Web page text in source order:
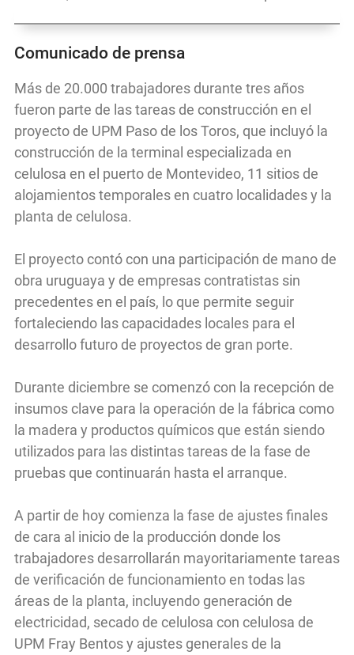
Comunicado de prensa
Más de 20.000 trabajadores durante tres años
fueron parte de las tareas de construcción en el
proyecto de UPM Paso de los Toros, que incluyó la
construcción de la terminal especializada en
celulosa en el puerto de Montevideo, 11 sitios de
alojamientos temporales en cuatro localidades y la
planta de celulosa.
El proyecto contó con una participación de mano de
obra uruguaya y de empresas contratistas sin
precedentes en el país, lo que permite seguir
fortaleciendo las capacidades locales para el
desarrollo futuro de proyectos de gran porte.
Durante diciembre se comenzó con la recepción de
insumos clave para la operación de la fábrica como
la madera y productos químicos que están siendo
utilizados para las distintas tareas de la fase de
pruebas que continuarán hasta el arranque.
A partir de hoy comienza la fase de ajustes finales
de cara al inicio de la producción donde los
trabajadores desarrollarán mayoritariamente tareas
de verificación de funcionamiento en todas las
áreas de la planta, incluyendo generación de
electricidad, secado de celulosa con celulosa de
UPM Fray Bentos y ajustes generales de la